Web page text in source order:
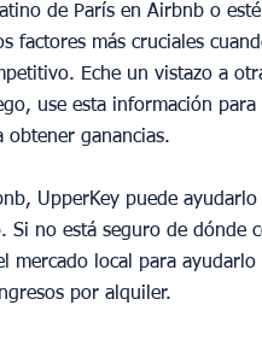
de París en Airbnb o
factores más cruciales
Eche un vistazo a
use esta información
ganancias.
UpperKey puede
no está seguro de dónde
mercado local para
por alquiler.